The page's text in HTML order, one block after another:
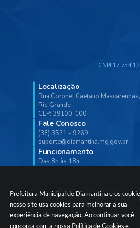
Prefeitura Municipal de Diamantina e os
nosso site usa cookies para melhorar a sua
experiência de navegação. Ao continuar você
concorda com a nossa Política de Cookies e
Localização
Rua Coronel Caetano
Rio Grande
CEP: 39100-000
Fale Conosco
(38) 3531 - 9269
suporte@diamantina.mg.gov.br
Funcionamento
Das 8h às 18h
CNPJ:
Versão do Sistema:
3.5.3 -
Portal atualizado em:07/08/2026 16:53